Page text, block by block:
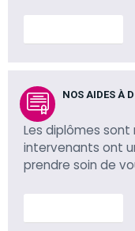
NOS AIDES À
Les diplômes sont
intervenants ont
prendre soin de